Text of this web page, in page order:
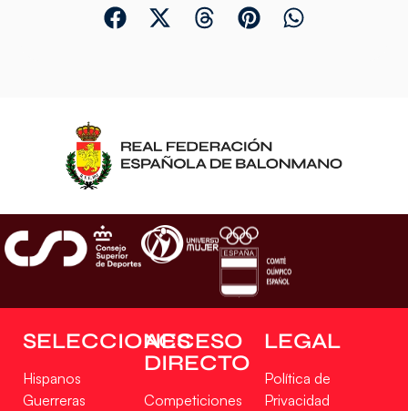
SELECCIONES
Hispanos
Guerreras
ACCESO
DIRECTO
Competiciones
LEGAL
Política de
Privacidad